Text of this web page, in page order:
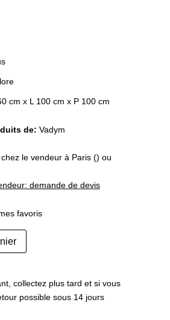
cm x L 100 cm x P 100 cm
de: Vadym
le vendeur à Paris () ou
demande de devis
favoris
collectez plus tard et si vous
possible sous 14 jours